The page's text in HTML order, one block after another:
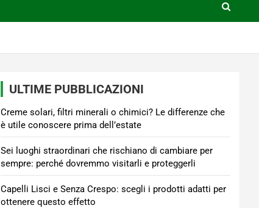
ULTIME PUBBLICAZIONI
Creme solari, filtri minerali o chimici? Le differenze che
è utile conoscere prima dell’estate
Sei luoghi straordinari che rischiano di cambiare per
sempre: perché dovremmo visitarli e proteggerli
Capelli Lisci e Senza Crespo: scegli i prodotti adatti per
ottenere questo effetto